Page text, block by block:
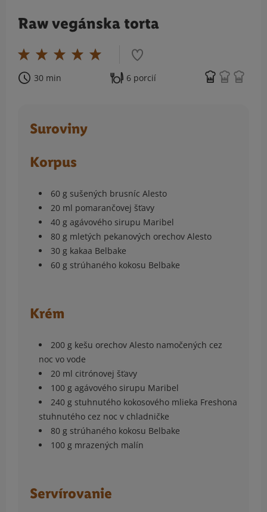
Raw vegánska torta
30 min 6 porcií
Suroviny
Korpus
60 g sušených brusníc Alesto
20 ml pomarančovej šťavy
40 g agávového sirupu Maribel
80 g mletých pekanových orechov Alesto
30 g kakaa Belbake
60 g strúhaného kokosu Belbake
Krém
200 g kešu orechov Alesto namočených cez
noc vo vode
20 ml citrónovej šťavy
100 g agávového sirupu Maribel
240 g stuhnutého kokosového mlieka Freshona
stuhnutého cez noc v chladničke
80 g strúhaného kokosu Belbake
100 g mrazených malín
Servírovanie